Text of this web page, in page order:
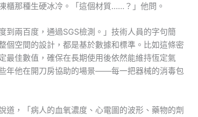
櫃那種生硬冰冷。「這個材質……？」他問。
到兩百度，通過SGS檢測。」技術人員的字句簡
個空間的設計，都是基於數據和標準。比如這條密
最佳數值，確保在長期使用後依然能維持恆定氣
年他在開刀房協助的場景——每一把器械的消毒包
道，「病人的血氧濃度、心電圖的波形、藥物的劑